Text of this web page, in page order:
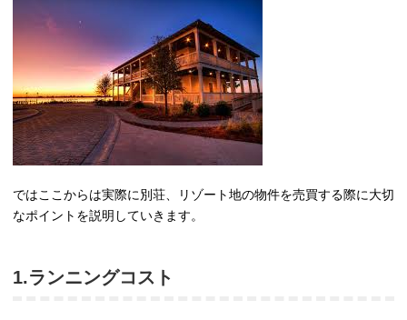
ではここからは実際に別荘、リゾート地の物件を売買する際に大切
なポイントを説明していきます。
1.ランニングコスト